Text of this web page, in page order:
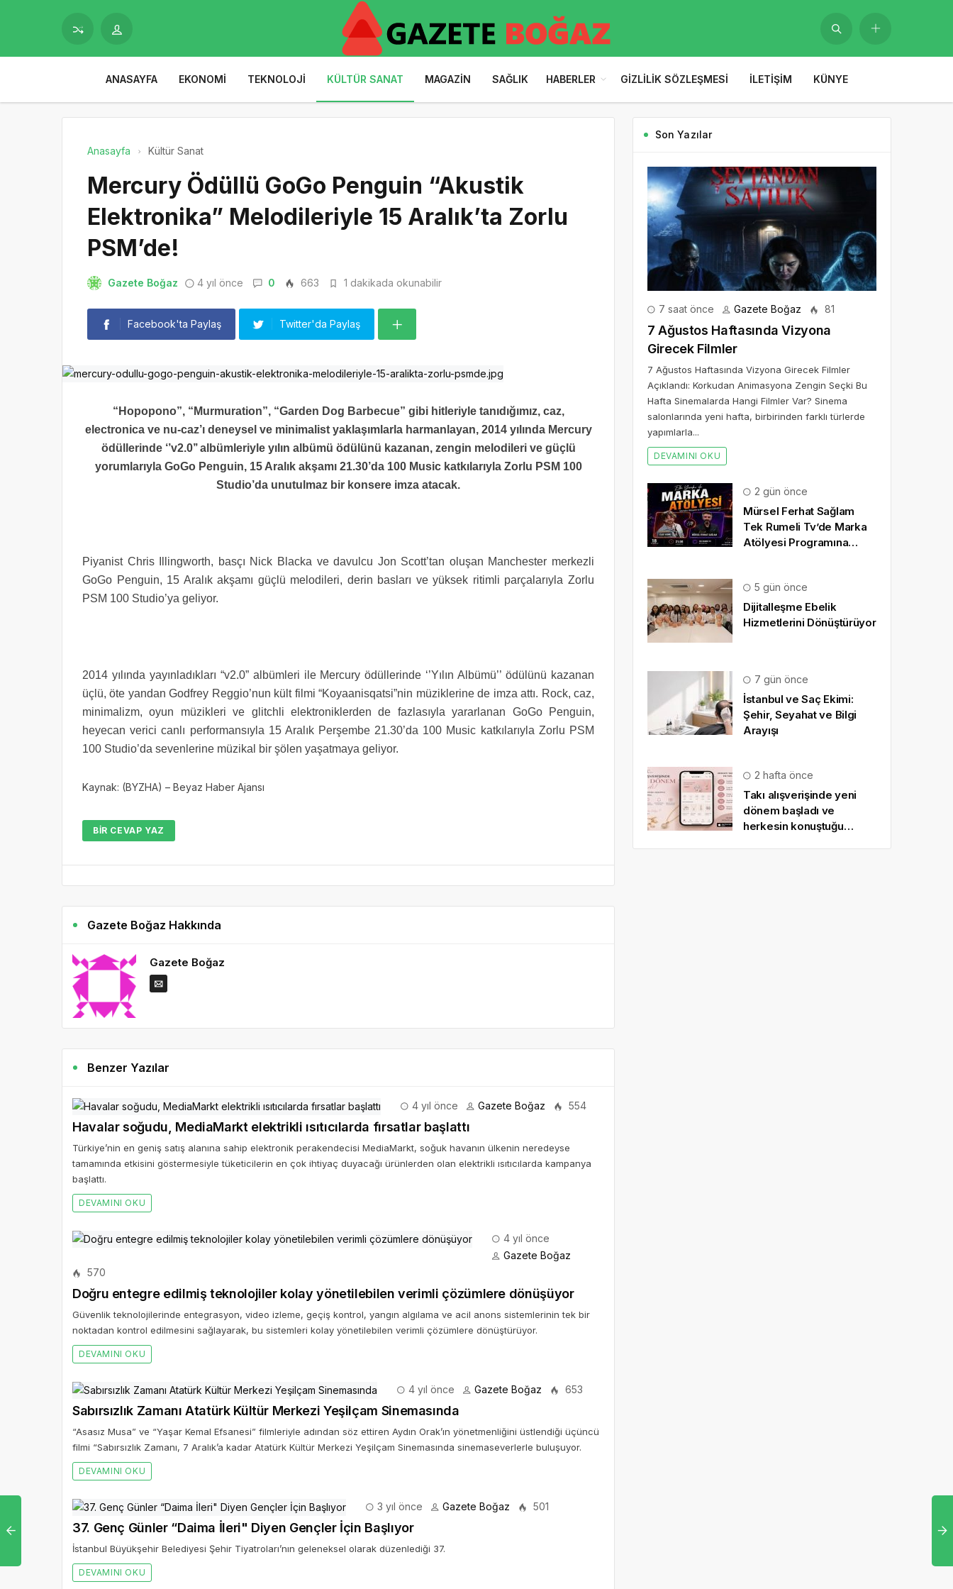
ANASAYFA EKONOMI TEKNOLOJI KÜLTÜR SANAT MAGAZIN SAĞLIK HABERLER GIZLILIK SÖZLEŞMESI İLETIŞIM KÜNYE
Anasayfa Kültür Sanat
Mercury Ödüllü GoGo Penguin “Akustik
Elektronika” Melodileriyle 15 Aralık’ta Zorlu
PSM’de!
Gazete Boğaz 4 yıl önce 0 663 1 dakikada okunabilir
Facebook'ta Paylaş Twitter'da Paylaş
“Hopopono”, “Murmuration”, “Garden Dog Barbecue” gibi hitleriyle tanıdığımız, caz,
electronica ve nu-caz’ı deneysel ve minimalist yaklaşımlarla harmanlayan, 2014 yılında Mercury
ödüllerinde ‘’v2.0’’ albümleriyle yılın albümü ödülünü kazanan, zengin melodileri ve güçlü
yorumlarıyla GoGo Penguin, 15 Aralık akşamı 21.30’da 100 Music katkılarıyla Zorlu PSM 100
Studio’da unutulmaz bir konsere imza atacak.
Piyanist Chris Illingworth, basçı Nick Blacka ve davulcu Jon Scott’tan oluşan Manchester merkezli
GoGo Penguin, 15 Aralık akşamı güçlü melodileri, derin basları ve yüksek ritimli parçalarıyla Zorlu
PSM 100 Studio’ya geliyor.
2014 yılında yayınladıkları “v2.0” albümleri ile Mercury ödüllerinde ‘’Yılın Albümü’’ ödülünü kazanan
üçlü, öte yandan Godfrey Reggio’nun kült filmi “Koyaanisqatsi”nin müziklerine de imza attı. Rock, caz,
minimalizm, oyun müzikleri ve glitchli elektroniklerden de fazlasıyla yararlanan GoGo Penguin,
heyecan verici canlı performansıyla 15 Aralık Perşembe 21.30’da 100 Music katkılarıyla Zorlu PSM
100 Studio’da sevenlerine müzikal bir şölen yaşatmaya geliyor.
Kaynak: (BYZHA) – Beyaz Haber Ajansı
BIR CEVAP YAZ
Gazete Boğaz Hakkında
Gazete Boğaz
Benzer Yazılar
4 yıl önce Gazete Boğaz 554
Havalar soğudu, MediaMarkt elektrikli ısıtıcılarda fırsatlar başlattı
Türkiye’nin en geniş satış alanına sahip elektronik perakendecisi MediaMarkt, soğuk havanın ülkenin neredeyse
tamamında etkisini göstermesiyle tüketicilerin en çok ihtiyaç duyacağı ürünlerden olan elektrikli ısıtıcılarda kampanya
başlattı.
DEVAMINI OKU
4 yıl önce
Gazete Boğaz
570
Doğru entegre edilmiş teknolojiler kolay yönetilebilen verimli çözümlere dönüşüyor
Güvenlik teknolojilerinde entegrasyon, video izleme, geçiş kontrol, yangın algılama ve acil anons sistemlerinin tek bir
noktadan kontrol edilmesini sağlayarak, bu sistemleri kolay yönetilebilen verimli çözümlere dönüştürüyor.
DEVAMINI OKU
4 yıl önce Gazete Boğaz 653
Sabırsızlık Zamanı Atatürk Kültür Merkezi Yeşilçam Sinemasında
“Asasız Musa” ve “Yaşar Kemal Efsanesi” filmleriyle adından söz ettiren Aydın Orak’ın yönetmenliğini üstlendiği üçüncü
filmi “Sabırsızlık Zamanı, 7 Aralık’a kadar Atatürk Kültür Merkezi Yeşilçam Sinemasında sinemaseverlerle buluşuyor.
DEVAMINI OKU
3 yıl önce Gazete Boğaz 501
37. Genç Günler “Daima İleri" Diyen Gençler İçin Başlıyor
İstanbul Büyükşehir Belediyesi Şehir Tiyatroları’nın geleneksel olarak düzenlediği 37.
DEVAMINI OKU
Son Yazılar
7 saat önce Gazete Boğaz 81
7 Ağustos Haftasında Vizyona
Girecek Filmler
7 Ağustos Haftasında Vizyona Girecek Filmler
Açıklandı: Korkudan Animasyona Zengin Seçki Bu
Hafta Sinemalarda Hangi Filmler Var? Sinema
salonlarında yeni hafta, birbirinden farklı türlerde
yapımlarla...
DEVAMINI OKU
2 gün önce
Mürsel Ferhat Sağlam
Tek Rumeli Tv’de Marka
Atölyesi Programına
5 gün önce
Dijitalleşme Ebelik
Hizmetlerini Dönüştürüyor
7 gün önce
İstanbul ve Saç Ekimi:
Şehir, Seyahat ve Bilgi
Arayışı
2 hafta önce
Takı alışverişinde yeni
dönem başladı ve
herkesin konuştuğu